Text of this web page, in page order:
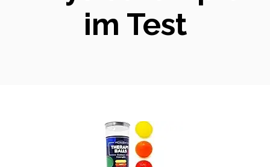
im Test